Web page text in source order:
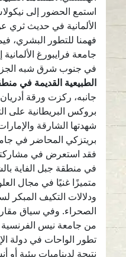
استمع الحضور إلى
الألمانية في حديث ثري
فهمنا للتطور البشري،
جامعة فرايبورغ الألمانية
في جنوب شرق شبه
الطبيعية القديمة في
جانبه، ركزت ورقة
بروكس البريطانية على
شهدتها الشارقة
بريتزكي المحاضر في
فقد استعرض في مشاركته
في منطقة جبل الفاية
متميزًا غنيًا في مجال
ودلالات التكيف المبكر
الصحراء. وفي سياق
من جامعة نيس الفرنسية
تطور الواحات في دولة
نتيجة لديناميات بيئية